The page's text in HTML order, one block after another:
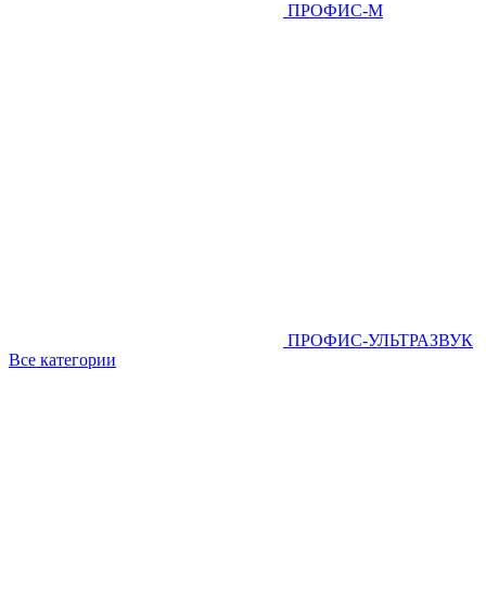
ПРОФИС-М
ПРОФИС-УЛЬТРАЗВУК
Все категории